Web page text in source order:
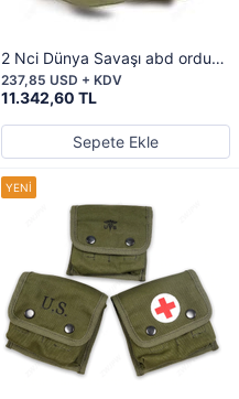
2 Nci Dünya Savaşı abd ordusu
kore savaşı U.S.N. Tıbbi ilk
yardım çantası
11.342,60 TL
237,85 USD + KDV
Sepete Ekle